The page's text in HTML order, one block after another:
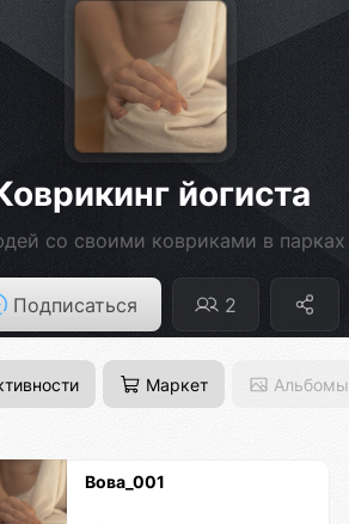
йогиста
со своими ковриками в парках
Подписаться 2
Маркет Альбомы
Вова_001